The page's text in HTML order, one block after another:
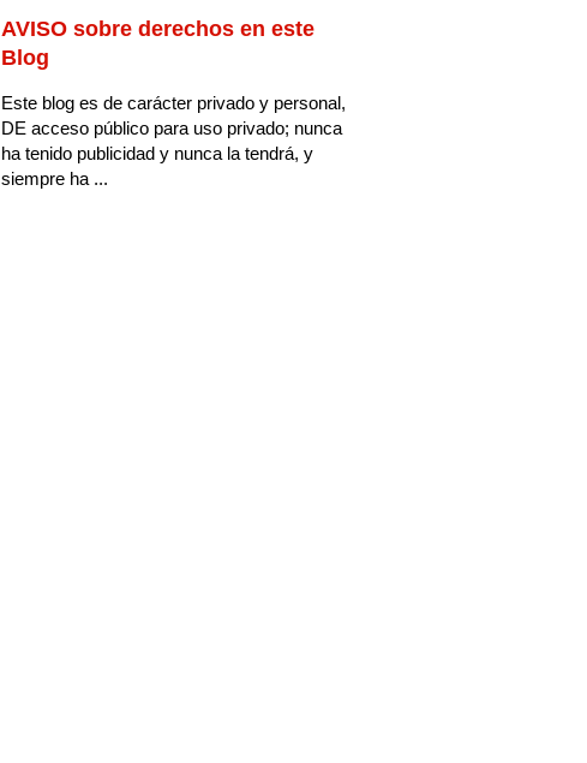
AVISO sobre derechos en este
Blog
Este blog es de carácter privado y personal,
DE acceso público para uso privado; nunca
ha tenido publicidad y nunca la tendrá, y
siempre ha ...